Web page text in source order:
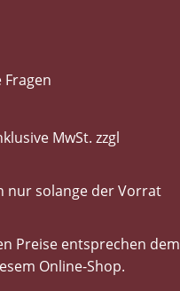
Fragen
MwSt. zzgl
nur solange der Vorrat
Preise entsprechen dem
Online-Shop.